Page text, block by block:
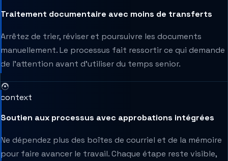
Traitement documentaire avec moins de transferts
Arrêtez de trier, réviser et poursuivre les documents
manuellement. Le processus fait ressortir ce qui demande
de l’attention avant d’utiliser du temps senior.
context
Soutien aux processus avec approbations intégrées
Ne dépendez plus des boîtes de courriel et de la mémoire
pour faire avancer le travail. Chaque étape reste visible,